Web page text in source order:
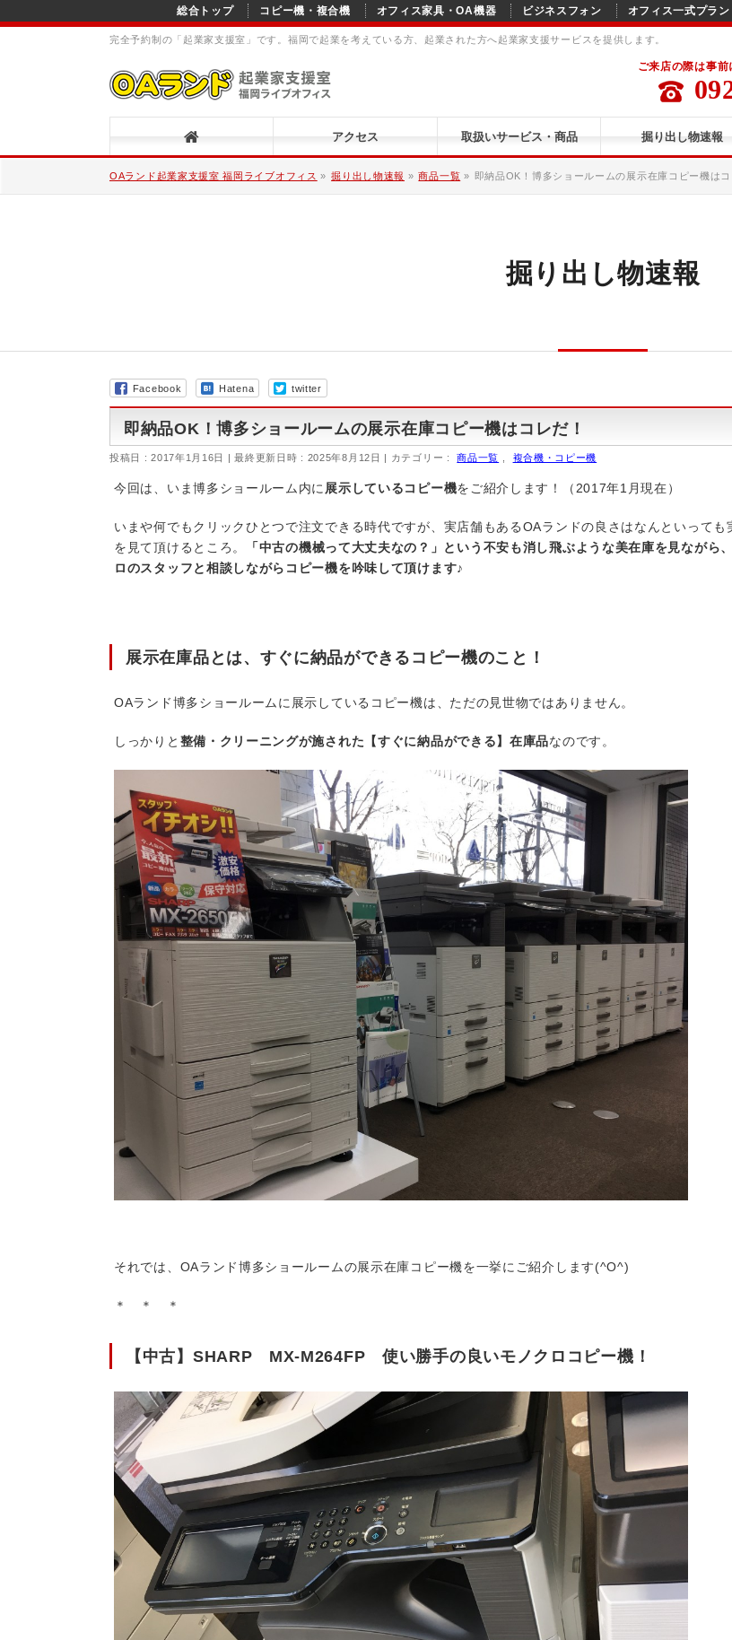
総合トップ コピー機・複合機 オフィス家具・OA機器 ビジネスフォン オフィス一式プラン
完全予約制の「起業家支援室」です。福岡で起業を考えている方、起業された方へ起業家支援サービスを提供します。
ご来店の際は事
アクセス 取扱いサービス・商品 掘り出し物速報
OAランド起業家支援室 福岡ライブオフィス » 掘り出し物速報 » 商品一覧 » 即納品OK！博多ショールームの展示在庫コピー機はコ
掘り出し物速報
Facebook Hatena twitter
即納品OK！博多ショールームの展示在庫コピー機はコレだ！
投稿日 : 2017年1月16日 最終更新日時 : 2025年8月12日 カテゴリー : 商品一覧 複合機・コピー機
今回は、いま博多ショールーム内に 展示しているコピー機をご紹介します！（2017年1月現在）
いまや何でもクリックひとつで注文できる時代ですが、実店舗もあるOAランドの良さはなんといっても
を見て頂けるところ。
「中古の機械って大丈夫なの？」という不安も消し飛ぶような美在庫を見ながら
ロのスタッフと相談しながらコピー機を吟味して頂けます♪
展示在庫品とは、すぐに納品ができるコピー機のこと！
OAランド博多ショールームに展示しているコピー機は、ただの見世物ではありません。
しっかりと 整備・クリーニングが施された【すぐに納品ができる】在庫品なのです。
それでは、OAランド博多ショールームの展示在庫コピー機を一挙にご紹介します(^O^)
＊ ＊ ＊
【中古】SHARP MX-M264FP 使い勝手の良いモノクロコピー機！